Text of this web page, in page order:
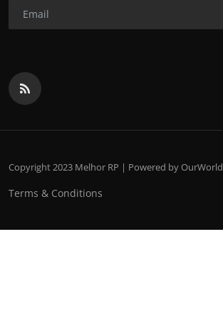
Copyright 2023 Melhor RP | Powered by OurWorld
Terms & Conditions